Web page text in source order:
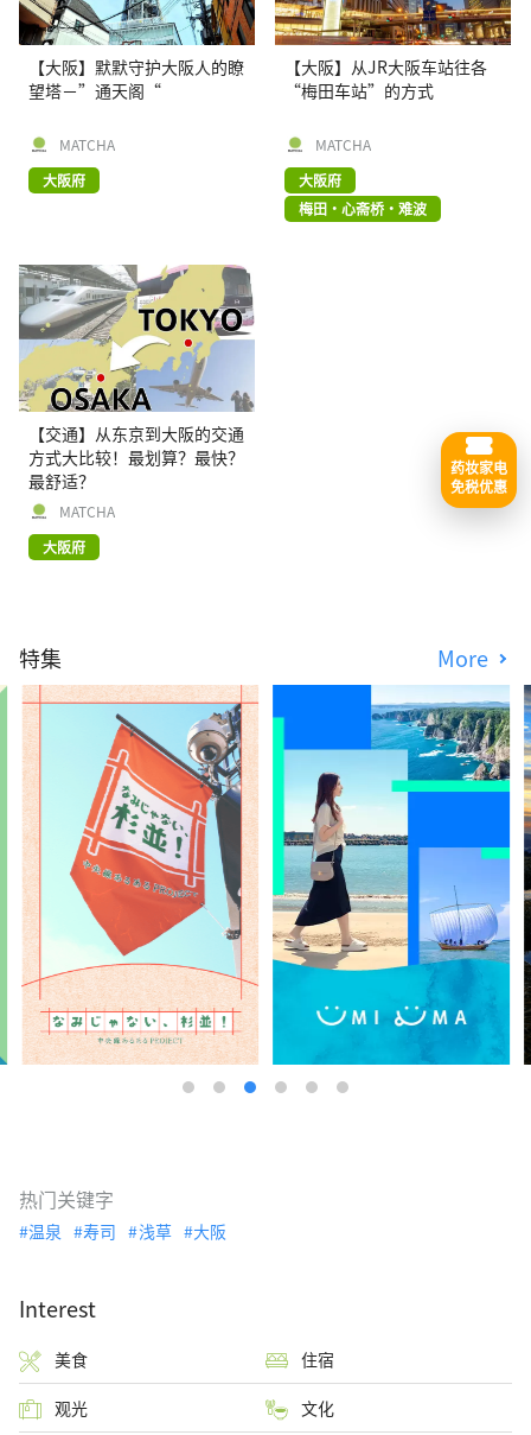
【大阪】默默守护大阪人的瞭
望塔－”通天阁“
MATCHA
大阪府
【大阪】从JR大阪车站往各
“梅田车站”的方式
MATCHA
大阪府
梅田・心斋桥・难波
【交通】从东京到大阪的交通
方式大比较！最划算？最快？
最舒适？
MATCHA
大阪府
特集 More
热门关键字
温泉 寿司 浅草 大阪
Interest
美食 住宿
观光 文化
药妆家电
免税优惠